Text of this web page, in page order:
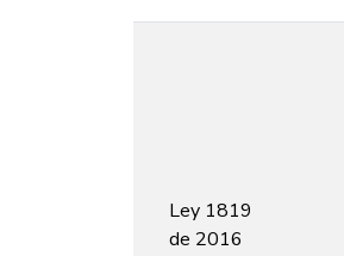
Ley 1819
de 2016